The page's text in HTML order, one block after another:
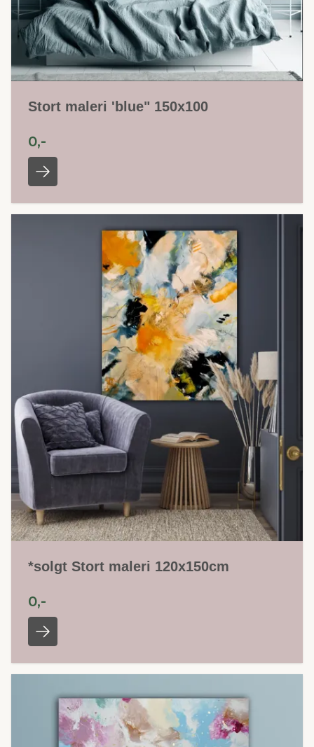
Stort maleri 'blue" 150x100
0,-
*solgt Stort maleri 120x150cm
0,-